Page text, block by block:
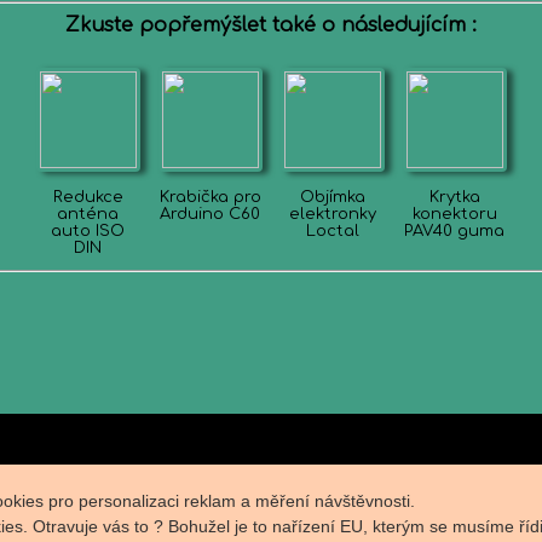
Zkuste popřemýšlet také o následujícím :
Redukce
anténa
auto ISO
DIN
Krabička pro
Arduino C60
Objímka
elektronky
Loctal
Krytka
konektoru
PAV40 guma
pro personalizaci reklam a měření návštěvnosti.
Otravuje vás to ? Bohužel je to nařízení EU, kterým se musíme